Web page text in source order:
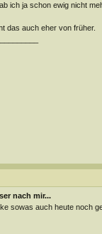
ich ja schon ewig nicht
das auch eher von früher.
nach mir...
sowas auch heute noch